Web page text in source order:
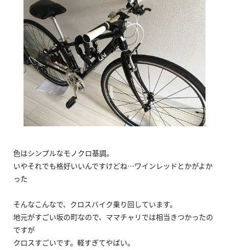
色はシンプルなモノクロ基調。
いやそれでも格好いいんですけどね…ワインレッドとかがよか
った
そんなこんなで、クロスバイク乗り回しています。
地元がすごい坂の町なので、ママチャリでは相当きつかったの
ですが
クロスすごいです。軽すぎてやばい。